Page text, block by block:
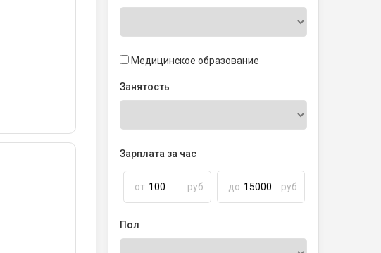
Медицинское образование
Занятость
Зарплата за час
от руб до руб
Пол